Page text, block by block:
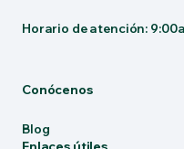
Horario de atención:
Conócenos
Blog